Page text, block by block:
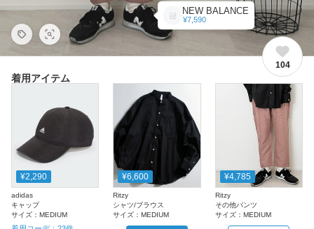
NEW BALANCE
¥7,590
104
着用アイテム
¥2,290
adidas
キャップ
サイズ： MEDIUM
¥6,600
Ritzy
シャツ/ブラウス
サイズ：MEDIUM
¥4,785
Ritzy
その他パンツ
サイズ： MEDIUM